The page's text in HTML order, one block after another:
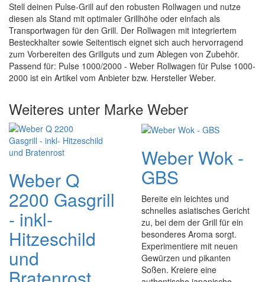
Stell deinen Pulse-Grill auf den robusten Rollwagen und nutze
diesen als Stand mit optimaler Grillhöhe oder einfach als
Transportwagen für den Grill. Der Rollwagen mit integriertem
Besteckhalter sowie Seitentisch eignet sich auch hervorragend
zum Vorbereiten des Grillguts und zum Ablegen von Zubehör.
Passend für: Pulse 1000/2000 - Weber Rollwagen für Pulse 1000-
2000 ist ein Artikel vom Anbieter bzw. Hersteller Weber.
Weiteres unter Marke Weber
Weber Q
2200 Gasgrill
- inkl-
Hitzeschild
und
Weber Wok -
GBS
Bereite ein leichtes und
schnelles asiatisches Gericht
zu, bei dem der Grill für ein
besonderes Aroma sorgt.
Experimentiere mit neuen
Gewürzen und pikanten
Soßen. Kreiere eine